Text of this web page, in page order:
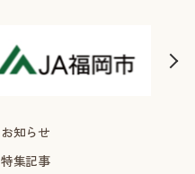
お知らせ
特集記事